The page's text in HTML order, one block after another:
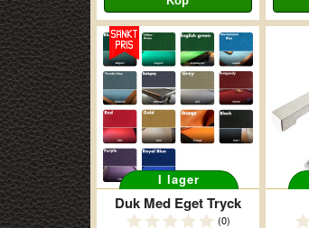
I lager
Duk Med Eget Tryck
(0)